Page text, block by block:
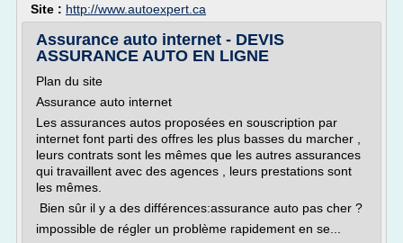
Site : http://www.autoexpert.ca
Assurance auto internet - DEVIS
ASSURANCE AUTO EN LIGNE
Plan du site
Assurance auto internet
Les assurances autos proposées en souscription par
internet font parti des offres les plus basses du marcher ,
leurs contrats sont les mêmes que les autres assurances
qui travaillent avec des agences , leurs prestations sont
les mêmes.
Bien sûr il y a des différences:assurance auto pas cher ?
impossible de régler un problème rapidement en se...